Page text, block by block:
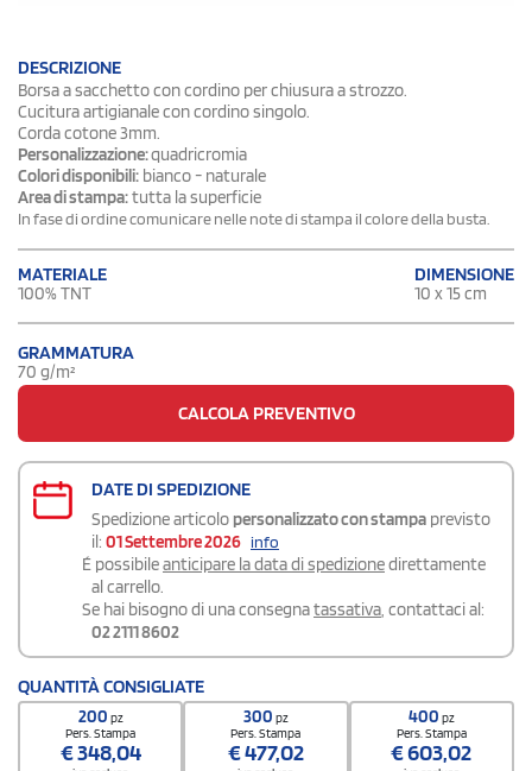
DESCRIZIONE
Borsa a sacchetto con cordino per chiusura a strozzo.
Cucitura artigianale con cordino singolo.
Corda cotone 3mm.
Personalizzazione:quadricromia
Colori disponibili: bianco - naturale
Area di stampa:tutta la superficie
In fase di ordine comunicare nelle note di stampa il colore della busta.
MATERIALE
100% TNT
DIMENSIONE
10 x 15 cm
GRAMMATURA
70 g/m²
CALCOLA PREVENTIVO
DATE DI SPEDIZIONE
Spedizione articolo personalizzato con stampa previsto
il: 01 Settembre 2026 info
É possibileanticipare la data di spedizionedirettamente
al carrello.
Se hai bisogno di una consegnatassativa, contattaci al:
02 2111 8602
QUANTITÀ CONSIGLIATE
200 pz
Pers. Stampa
€348,04
300 pz
Pers. Stampa
€477,02
400 pz
Pers. Stampa
€603,02